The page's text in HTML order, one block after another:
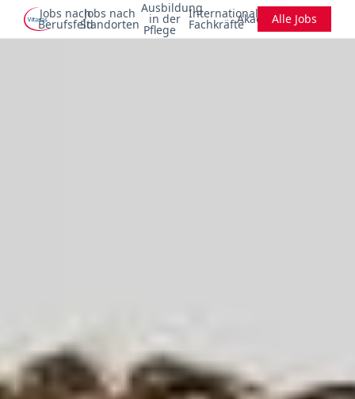
Jobs nach
Berufsfeld
Jobs nach
Standorten
Ausbildung
in der
Pflege
Internationale
FachkräfteAkademieAlle Jobs